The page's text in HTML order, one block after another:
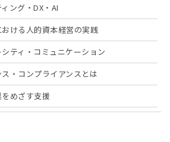
ング・DX・AI
ける人的資本経営の実践
ティ・コミュニケーション
・コンプライアンスとは
めざす支援